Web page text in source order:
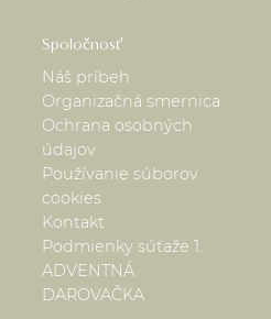
Spoločnosť
Náš príbeh
Organizačná smernica
Ochrana osobných
údajov
Používanie súborov
cookies
Kontakt
Podmienky súťaže 1.
ADVENTNÁ
DAROVAČKA